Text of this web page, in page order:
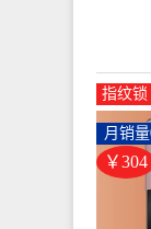
指纹锁
￥304
月销